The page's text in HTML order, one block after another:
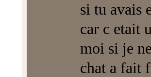
si tu avais
car c etait
moi si je
chat a fait